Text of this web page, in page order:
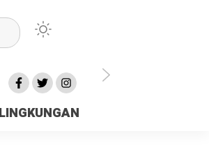
LINGKUNGAN